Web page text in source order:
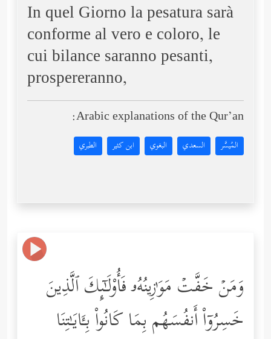
In quel Giorno la pesatura sarà
conforme al vero e coloro, le
cui bilance saranno pesanti,
prospereranno,
Arabic explanations of the Qur’an:
المُيسَّر السعدي البغوي ابن كثير الطبري
وَمَنۡ خَفَّتۡ مَوَ ٰ⁠زِینُهُۥ فَأُوْلَـٰۤىِٕكَ ٱلَّذِینَ
خَسِرُوۤاْ أَنفُسَهُم بِمَا كَانُواْ بِـَٔایَـٰتِنَا